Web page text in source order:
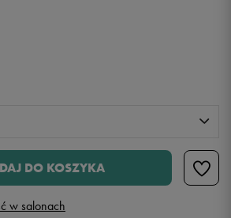
DO KOSZYKA
w salonach